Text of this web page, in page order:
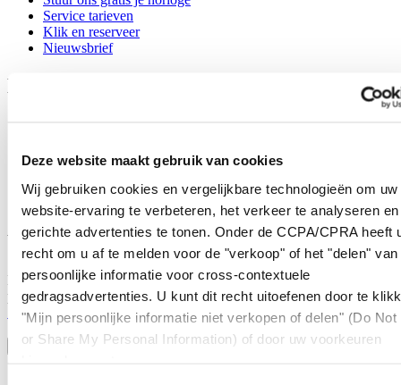
Deze website maakt gebruik van cookies
Wij gebruiken cookies en vergelijkbare technologieën om uw
website-ervaring te verbeteren, het verkeer te analyseren en
gerichte advertenties te tonen. Onder de CCPA/CPRA heeft
recht om u af te melden voor de "verkoop" of het "delen" van
persoonlijke informatie voor cross-contextuele
gedragsadvertenties. U kunt dit recht uitoefenen door te
"Mijn persoonlijke informatie niet verkopen of delen" (Do Not
or Share My Personal Information) of door uw voorkeuren
Service tarieven
Klik en reserveer
Nieuwsbrief
Legal
Cookie meldingen
Verkoopvoorwaarden
Herroeping van de overeenkomst
Word lid van de CERTINA club
Meld je aan en ontvang exclusieve aanbiedingen en
productrecensies
Schrijf je in!
Selecteer een land/regio
Taalkeuze